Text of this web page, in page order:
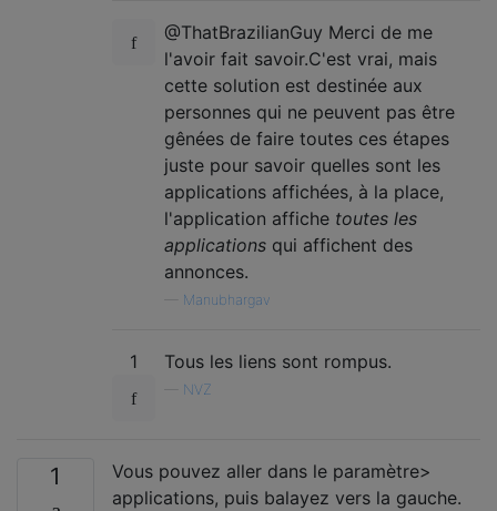
@ThatBrazilianGuy Merci de me
l'avoir fait savoir.C'est vrai, mais
cette solution est destinée aux
personnes qui ne peuvent pas être
gênées de faire toutes ces étapes
juste pour savoir quelles sont les
applications affichées, à la place,
l'application affiche toutes les
applications qui affichent des
annonces.
Manubhargav
1 Tous les liens sont rompus.
NVZ
1
Vous pouvez aller dans le paramètre>
applications, puis balayez vers la gauche.